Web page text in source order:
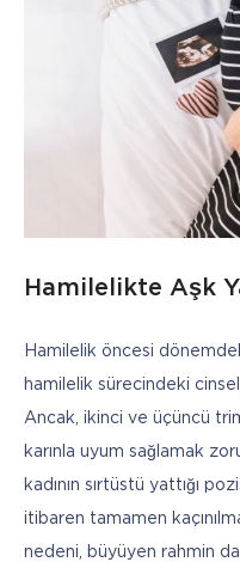
Hamilelikte Aşk
Hamilelik öncesi
hamilelik sürecindeki
Ancak, ikinci ve üçüncü
karınla uyum sağlamak
kadının sırtüstü yattığı
itibaren tamamen
nedeni, büyüyen rahmin